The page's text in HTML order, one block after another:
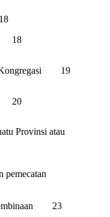
18
Kongregasi 19
20
Provinsi atau
pemecatan
23